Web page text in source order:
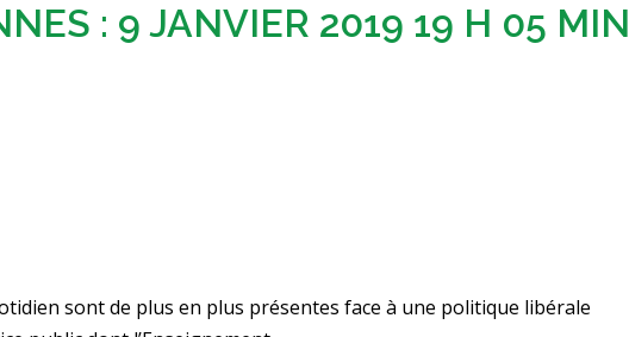
: 9 JANVIER 2019 19 H 05 MIN
sont de plus en plus présentes face à une politique libérale